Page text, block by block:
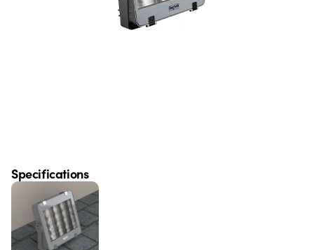
Specifications